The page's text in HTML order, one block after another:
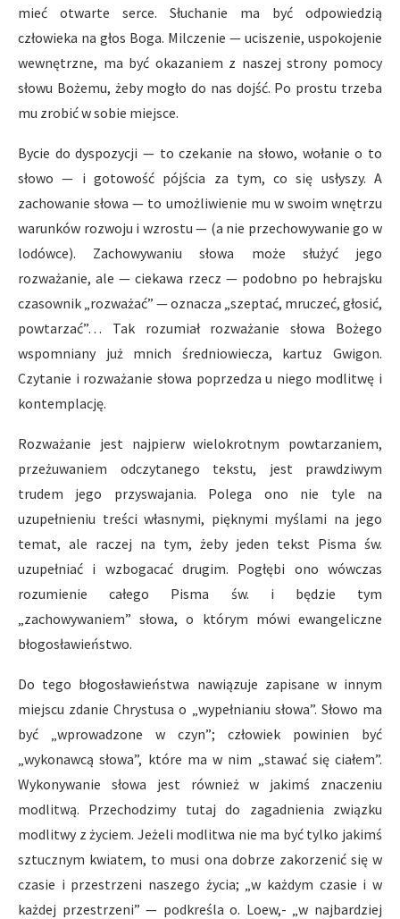
mieć otwarte serce. Słuchanie ma być odpowiedzią
człowieka na głos Boga. Milczenie — uciszenie, uspokojenie
wewnętrzne, ma być okazaniem z naszej strony pomocy
słowu Bożemu, żeby mogło do nas dojść. Po prostu trzeba
mu zrobić w sobie miejsce.
Bycie do dyspozycji — to czekanie na słowo, wołanie o to
słowo — i gotowość pójścia za tym, co się usłyszy. A
zachowanie słowa — to umożliwienie mu w swoim wnętrzu
warunków rozwoju i wzrostu — (a nie przechowywanie go w
lodówce). Zachowywaniu słowa może służyć jego
rozważanie, ale — ciekawa rzecz — podobno po hebrajsku
czasownik „rozważać” — oznacza „szeptać, mruczeć, głosić,
powtarzać”… Tak rozumiał rozważanie słowa Bożego
wspomniany już mnich średniowiecza, kartuz Gwigon.
Czytanie i rozważanie słowa poprzedza u niego modlitwę i
kontemplację.
Rozważanie jest najpierw wielokrotnym powtarzaniem,
przeżuwaniem odczytanego tekstu, jest prawdziwym
trudem jego przyswajania. Polega ono nie tyle na
uzupełnieniu treści własnymi, pięknymi myślami na jego
temat, ale raczej na tym, żeby jeden tekst Pisma św.
uzupełniać i wzbogacać drugim. Pogłębi ono wówczas
rozumienie całego Pisma św. i będzie tym
„zachowywaniem” słowa, o którym mówi ewangeliczne
błogosławieństwo.
Do tego błogosławieństwa nawiązuje zapisane w innym
miejscu zdanie Chrystusa o „wypełnianiu słowa”. Słowo ma
być „wprowadzone w czyn”; człowiek powinien być
„wykonawcą słowa”, które ma w nim „stawać się ciałem”.
Wykonywanie słowa jest również w jakimś znaczeniu
modlitwą. Przechodzimy tutaj do zagadnienia związku
modlitwy z życiem. Jeżeli modlitwa nie ma być tylko jakimś
sztucznym kwiatem, to musi ona dobrze zakorzenić się w
czasie i przestrzeni naszego życia; „w każdym czasie i w
każdej przestrzeni” — podkreśla o. Loew,- „w najbardziej